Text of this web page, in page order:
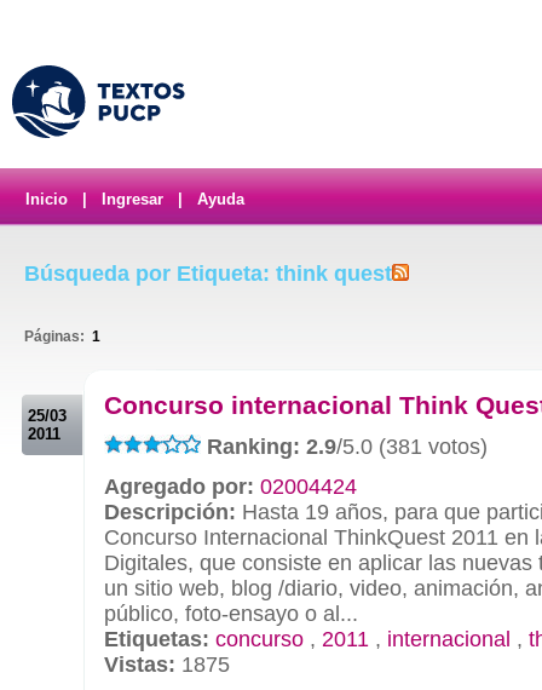
Inicio Ingresar Ayuda
Búsqueda por Etiqueta: think quest
Páginas: 1
25/03
2011
Concurso internacional Think
Ranking: 2.9/5.0 (381 votos)
Agregado por: 02004424
Descripción: Hasta 19 años, para que
Concurso Internacional ThinkQuest 2011 en
Digitales, que consiste en aplicar las
un sitio web, blog /diario, video, animación,
público, foto-ensayo o al...
Etiquetas: concurso , 2011 , internacional ,
Vistas: 1875